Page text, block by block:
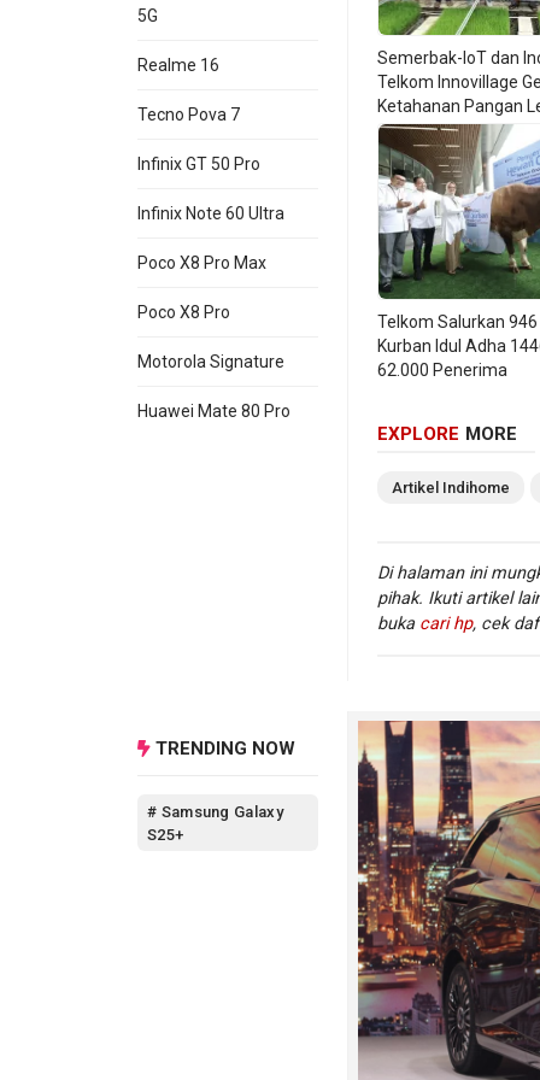
5G
Realme 16
Tecno Pova 7
Infinix GT 50 Pro
Infinix Note 60 Ultra
Poco X8 Pro Max
Poco X8 Pro
Motorola Signature
Huawei Mate 80 Pro
Fitur ini juga
kontribusi
transaksi ke
Studi Kasus:
Salah satu contoh
yang digunakan
Kini, berkat
dan sesuai
“Solusi dari PaDi
SAP yang kami
Vice President E-
Lebih lanjut, ia
peningkatan
lebih comply dan
PaDi UMKM
sebagai
adaptif dan
Semerbak-IoT dan
Telkom Innovillage
Ketahanan Pangan
Teknologi
Telkom Salurkan
Kurban Idul Adha
62.000 Penerima
EXPLORE MORE
Artikel Indihome
Di halaman ini
pihak. Ikuti artikel
buka cari hp, cek
TRENDING NOW
# Samsung Galaxy
S25+